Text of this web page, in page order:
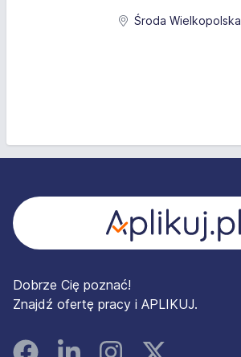
Środa Wielkopolska
Dobrze Cię poznać!
Znajdź ofertę pracy i APLIKUJ.
FacebookLinked InInstagramInstagram